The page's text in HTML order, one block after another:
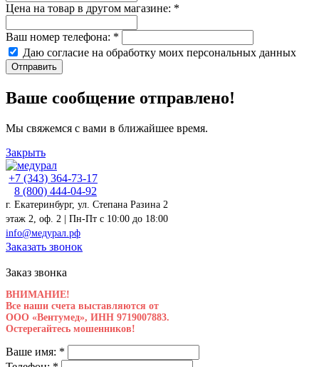
Цена на товар в другом магазине: *
Ваш номер телефона: *
Даю согласие на обработку моих персональных данных
Отправить
Ваше сообщение отправлено!
Мы свяжемся с вами в ближайшее время.
Закрыть
+7 (343) 364-73-17
8 (800) 444-04-92
г. Екатеринбург, ул. Степана Разина 2
этаж 2, оф. 2 | Пн-Пт c 10:00 до 18:00
info@медурал.рф
Заказать звонок
Заказ звонка
ВНИМАНИЕ!
Все наши счета выставляются от
ООО «Вентумед», ИНН 9719007883.
Остерегайтесь мошенников!
Ваше имя: *